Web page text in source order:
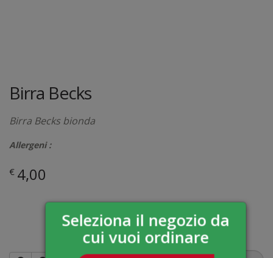
Birra Becks
Birra Becks bionda
Allergeni :
€ 4,00
Quantità
Seleziona il negozio da
cui vuoi ordinare